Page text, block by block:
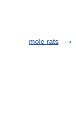
mole rats